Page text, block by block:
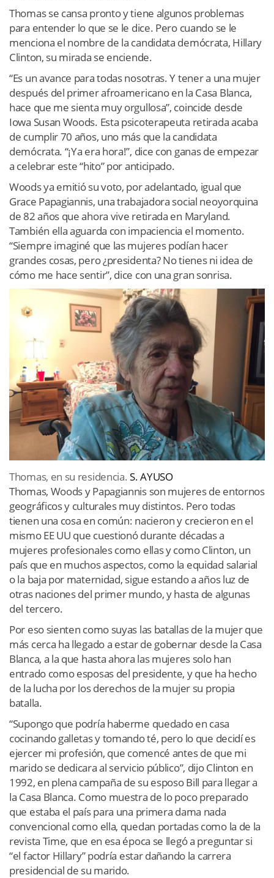
Thomas se cansa pronto y tiene algunos problemas
para entender lo que se le dice. Pero cuando se le
menciona el nombre de la candidata demócrata, Hillary
Clinton, su mirada se enciende.
“Es un avance para todas nosotras. Y tener a una mujer
después del primer afroamericano en la Casa Blanca,
hace que me sienta muy orgullosa”, coincide desde
Iowa Susan Woods. Esta psicoterapeuta retirada acaba
de cumplir 70 años, uno más que la candidata
demócrata. “¡Ya era hora!”, dice con ganas de empezar
a celebrar este “hito” por anticipado.
Woods ya emitió su voto, por adelantado, igual que
Grace Papagiannis, una trabajadora social neoyorquina
de 82 años que ahora vive retirada en Maryland.
También ella aguarda con impaciencia el momento.
“Siempre imaginé que las mujeres podían hacer
grandes cosas, pero ¿presidenta? No tienes ni idea de
cómo me hace sentir”, dice con una gran sonrisa.
Thomas, en su residencia.S. AYUSO
Thomas, Woods y Papagiannis son mujeres de entornos
geográficos y culturales muy distintos. Pero todas
tienen una cosa en común: nacieron y crecieron en el
mismo EE UU que cuestionó durante décadas a
mujeres profesionales como ellas y como Clinton, un
país que en muchos aspectos, como la equidad salarial
o la baja por maternidad, sigue estando a años luz de
otras naciones del primer mundo, y hasta de algunas
del tercero.
Por eso sienten como suyas las batallas de la mujer que
más cerca ha llegado a estar de gobernar desde la Casa
Blanca, a la que hasta ahora las mujeres solo han
entrado como esposas del presidente, y que ha hecho
de la lucha por los derechos de la mujer su propia
batalla.
“Supongo que podría haberme quedado en casa
cocinando galletas y tomando té, pero lo que decidí es
ejercer mi profesión, que comencé antes de que mi
marido se dedicara al servicio público”, dijo Clinton en
1992, en plena campaña de su esposo Bill para llegar a
la Casa Blanca. Como muestra de lo poco preparado
que estaba el país para una primera dama nada
convencional como ella, quedan portadas como la de la
revista Time, que en esa época se llegó a preguntar si
“el factor Hillary” podría estar dañando la carrera
presidencial de su marido.